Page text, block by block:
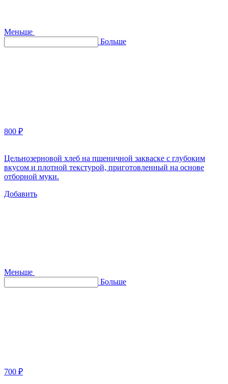
Меньше
Больше
800 ₽
Цельнозерновой хлеб на пшеничной закваске с глубоким
вкусом и плотной текстурой, приготовленный на основе
отборной муки.
Добавить
Меньше
Больше
700 ₽